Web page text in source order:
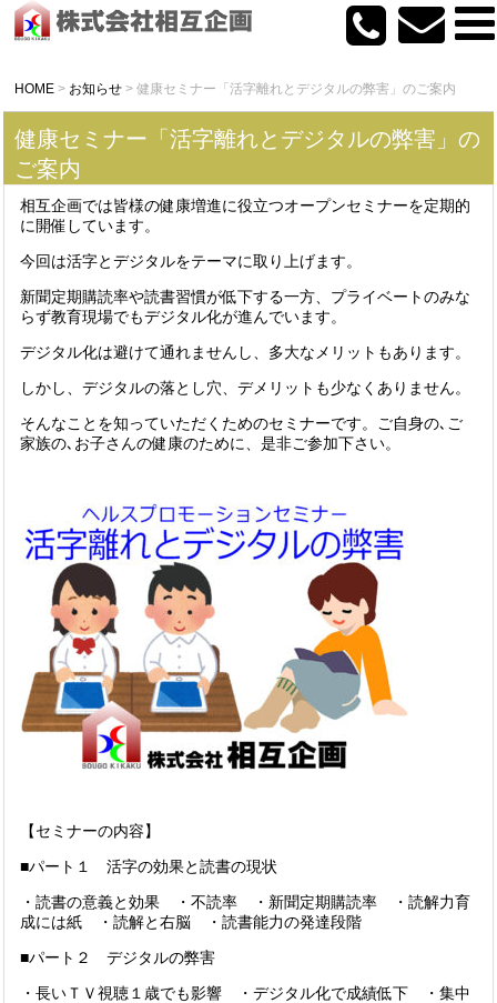
HOME > お知らせ > 健康セミナー「活字離れとデジタルの弊害」のご案内
健康セミナー「活字離れとデジタルの弊害」の
ご案内
相互企画では皆様の健康増進に役立つオープンセミナーを定期的
に開催しています。
今回は活字とデジタルをテーマに取り上げます。
新聞定期購読率や読書習慣が低下する一方、プライベートのみな
らず教育現場でもデジタル化が進んでいます。
デジタル化は避けて通れませんし、多大なメリットもあります。
しかし、デジタルの落とし穴、デメリットも少なくありません。
そんなことを知っていただくためのセミナーです。ご自身の､ご
家族の､お子さんの健康のために、是非ご参加下さい。
【セミナーの内容】
■パート１ 活字の効果と読書の現状
・読書の意義と効果 ・不読率 ・新聞定期購読率 ・読解力育
成には紙 ・読解と右脳 ・読書能力の発達段階
■パート２ デジタルの弊害
・長いＴＶ視聴１歳でも影響 ・デジタル化で成績低下 ・集中